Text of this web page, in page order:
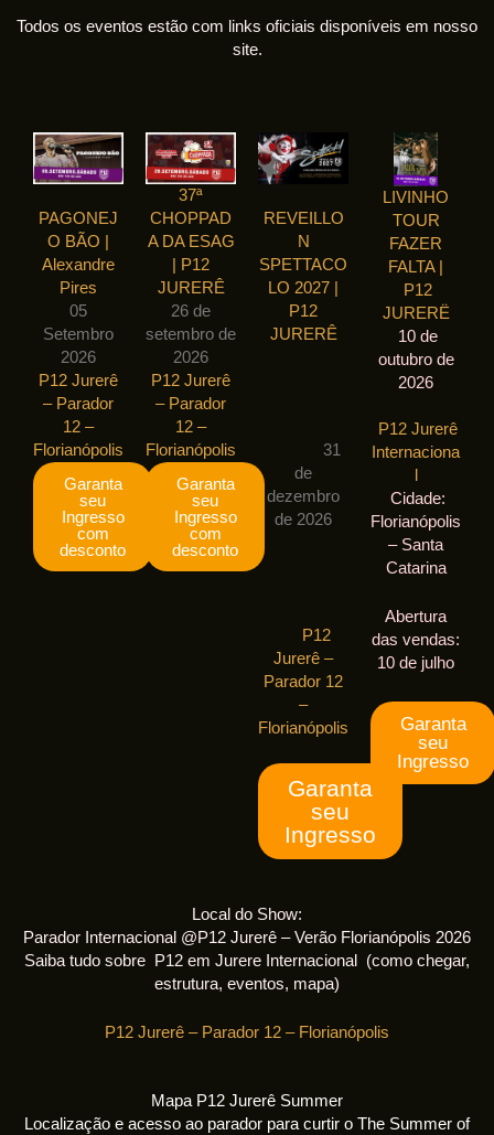
Todos os eventos estão com links oficiais disponíveis em nosso
site.
PAGONEJ
O BÃO |
Alexandre
Pires
05
Setembro
2026
P12 Jurerê
– Parador
12 –
Florianópolis
Garanta
seu
Ingresso
com
desconto
37ª
CHOPPAD
A DA ESAG
| P12
JURERÊ
26 de
setembro de
2026
P12 Jurerê
– Parador
12 –
Florianópolis
Garanta
seu
Ingresso
com
desconto
REVEILLO
N
SPETTACO
LO 2027 |
P12
JURERÊ
31
de
dezembro
de 2026
P12
Jurerê –
Parador 12
–
Florianópolis
Garanta
seu
Ingresso
LIVINHO
TOUR
FAZER
FALTA |
P12
JURERË
10 de
outubro de
2026
P12 Jurerê
Internaciona
Cidade:
Florianópolis
– Santa
Catarina
Abertura
das vendas:
10 de julho
Garanta
seu
Ingresso
Local do Show:
Parador Internacional @P12 Jurerê – Verão Florianópolis 2026
Saiba tudo sobre P12 em Jurere Internacional (como chegar,
estrutura, eventos, mapa)
P12 Jurerê – Parador 12 – Florianópolis
Mapa P12 Jurerê Summer
Localização e acesso ao parador para curtir o The Summer of